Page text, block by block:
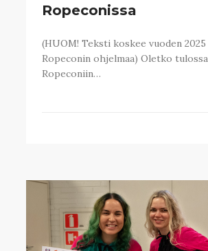
Ropeconissa
(HUOM! Teksti koskee vuoden 2025
Ropeconin ohjelmaa) Oletko tulossa
Ropeconiin…